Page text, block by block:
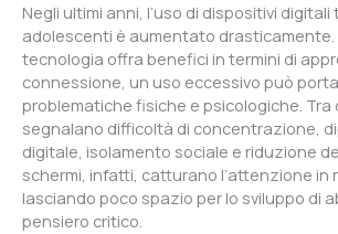
Negli ultimi anni, l’uso di dispositivi digitali
adolescenti è aumentato drasticamente.
tecnologia offra benefici in termini di
connessione, un uso eccessivo può
problematiche fisiche e psicologiche. Tra
segnalano difficoltà di concentrazione,
digitale, isolamento sociale e riduzione
schermi, infatti, catturano l’attenzione in
lasciando poco spazio per lo sviluppo di
pensiero critico.